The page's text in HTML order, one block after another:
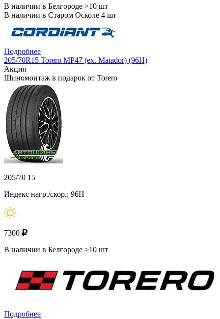
В наличии в Белгороде >10 шт
В наличии в Старом Осколе 4 шт
Подробнее
205/70R15 Torero MP47 (ex. Matador) (96H)
Акция
Шиномонтаж в подарок от Torero
205/70 15
Индекс нагр./скор.: 96H
7300
В наличии в Белгороде >10 шт
Подробнее